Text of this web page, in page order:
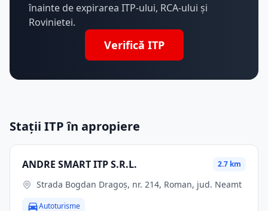
înainte de expirarea ITP-ului, RCA-ului și
Rovinietei.
Verifică ITP
Stații ITP în apropiere
ANDRE SMART ITP S.R.L. 2.7 km
Strada Bogdan Dragoș, nr. 214, Roman, jud. Neamt
Autoturisme